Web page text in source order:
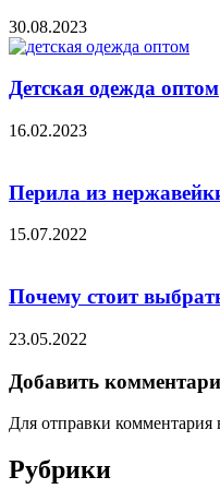
30.08.2023
Детская одежда оптом
16.02.2023
Перила из
15.07.2022
Почему стоит
23.05.2022
Добавить
Для отправки комментария
Рубрики